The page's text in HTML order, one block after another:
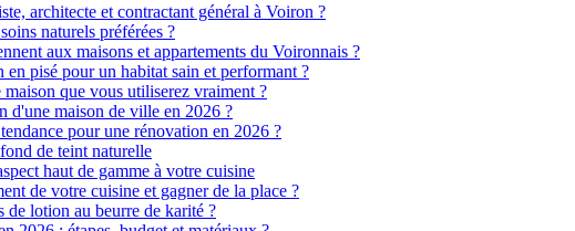
architecte et contractant général à Voiron ?
naturels préférées ?
aux maisons et appartements du Voironnais ?
pisé pour un habitat sain et performant ?
que vous utiliserez vraiment ?
d'une maison de ville en 2026 ?
pour une rénovation en 2026 ?
de teint naturelle
haut de gamme à votre cuisine
de votre cuisine et gagner de la place ?
de lotion au beurre de karité ?